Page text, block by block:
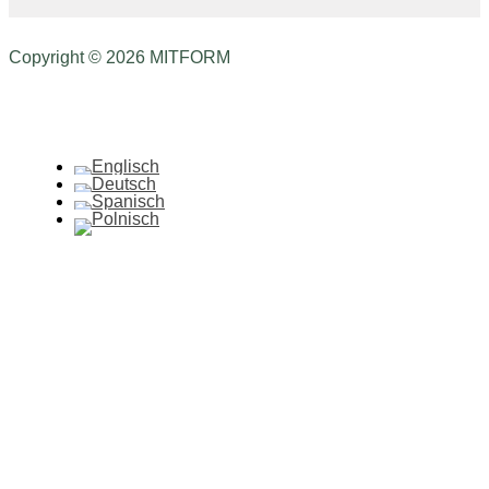
Copyright © 2026 MITFORM